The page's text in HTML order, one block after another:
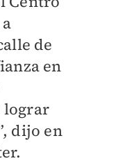
de
en
lograr
dijo en